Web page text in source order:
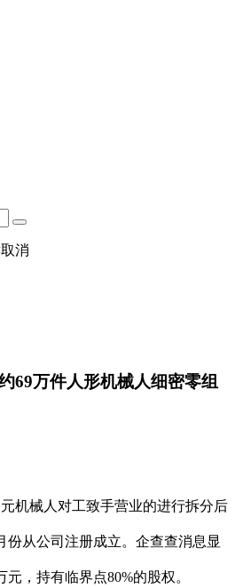
消
69万件人形机械人细密零组
械人对工致手营业的进行拆分后
份从公司注册成立。企查查消息显
，持有临界点80%的股权。